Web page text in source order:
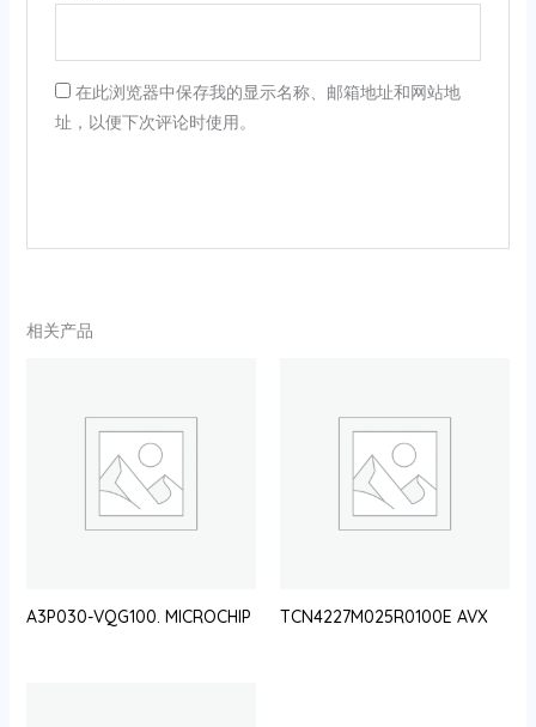
在此浏览器中保存我的显示名称、邮箱地址和网站地
址，以便下次评论时使用。
相关产品
A3P030-VQG100. MICROCHIP TCN4227M025R0100E AVX